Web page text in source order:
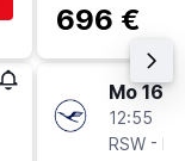
696 €
Mo
12:55
RSW -